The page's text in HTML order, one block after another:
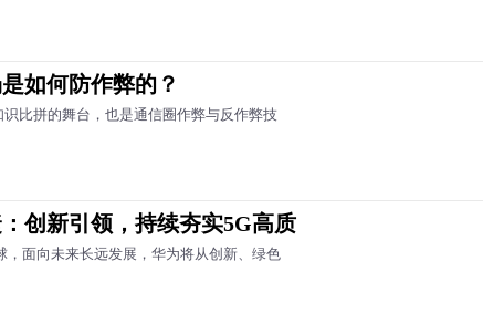
如何防作弊的？
比拼的舞台，也是通信圈作弊与反作弊技
创新引领，持续夯实5G高质
，面向未来长远发展，华为将从创新、绿色